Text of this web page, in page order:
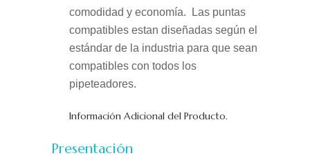
comodidad y economía. Las puntas
compatibles estan diseñadas según el
estándar de la industria para que sean
compatibles con todos los
pipeteadores.
Información Adicional del Producto.
Presentación